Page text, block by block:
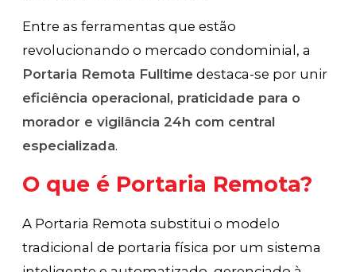
Entre as ferramentas que estão
revolucionando o mercado condominial, a
Portaria Remota Fulltime destaca-se por unir
eficiência operacional, praticidade para o
morador e vigilância 24h com central
especializada.
O que é Portaria Remota?
A Portaria Remota substitui o modelo
tradicional de portaria física por um sistema